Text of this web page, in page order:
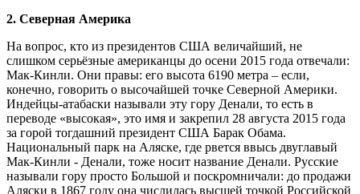
2. Северная Америка
На вопрос, кто из президентов США величайший, не
слишком серьёзные американцы до осени 2015 года отвечали:
Мак-Кинли. Они правы: его высота 6190 метра – если,
конечно, говорить о высочайшей точке Северной Америки.
Индейцы-атабаски называли эту гору Денали, то есть в
переводе «высокая», это имя и закрепил 28 августа 2015 года
за горой тогдашний президент США Барак Обама.
Национальный парк на Аляске, где рвется ввысь двуглавый
Мак-Кинли - Денали, тоже носит название Денали. Русские
называли гору просто Большой и поскромничали: до продажи
Аляски в 1867 году она числилась высшей точкой Российской